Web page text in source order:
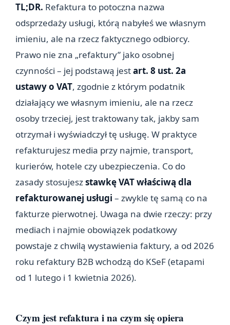
TL;DR. Refaktura to potoczna nazwa
odsprzedaży usługi, którą nabyłeś we własnym
imieniu, ale na rzecz faktycznego odbiorcy.
Prawo nie zna „refaktury” jako osobnej
czynności – jej podstawą jestart. 8 ust. 2a
ustawy o VAT, zgodnie z którym podatnik
działający we własnym imieniu, ale na rzecz
osoby trzeciej, jest traktowany tak, jakby sam
otrzymał i wyświadczył tę usługę. W praktyce
refakturujesz media przy najmie, transport,
kurierów, hotele czy ubezpieczenia. Co do
zasady stosujeszstawkę VAT właściwą dla
refakturowanej usługi – zwykle tę samą co na
fakturze pierwotnej. Uwaga na dwie rzeczy: przy
mediach i najmie obowiązek podatkowy
powstaje z chwilą wystawienia faktury, a od 2026
roku refaktury B2B wchodzą do KSeF (etapami
od 1 lutego i 1 kwietnia 2026).
Czym jest refaktura i na czym się opiera